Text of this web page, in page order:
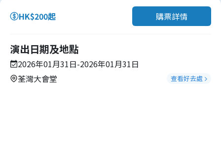
HK$200起 購票詳情
演出日期及地點
2026年01月31日-2026年01月31日
荃灣大會堂
查看好去處